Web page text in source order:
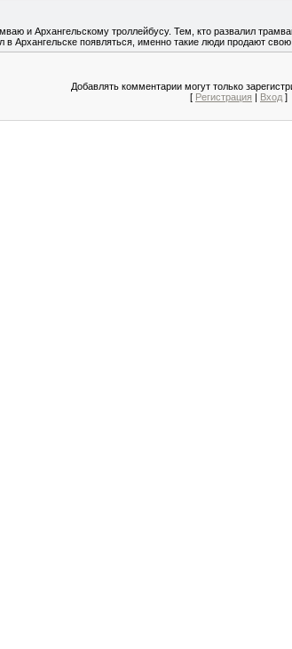
и Архангельскому троллейбусу. Тем, кто развалил
в Архангельске появляться, именно такие люди продают свою
Добавлять комментарии могут только
[ Регистрация | Вход ]